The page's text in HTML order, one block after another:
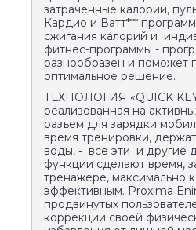
затраченные калории,
Кардио и Ватт***
сжигания калорий и
фитнес-программы -
разнообразен и поможет
оптимальное решение.
ТЕХНОЛОГИЯ «QUICK
реализованная на
разъем для зарядки
время тренировки,
воды, - все эти и другие
функции сделают время,
тренажере, максимально
эффективным. Proxima
продвинутых
коррекции своей